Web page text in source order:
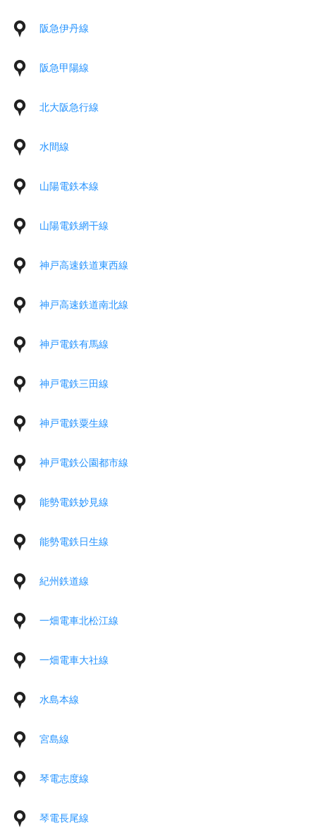
阪急伊丹線
阪急甲陽線
北大阪急行線
水間線
山陽電鉄本線
山陽電鉄網干線
神戸高速鉄道東西線
神戸高速鉄道南北線
神戸電鉄有馬線
神戸電鉄三田線
神戸電鉄粟生線
神戸電鉄公園都市線
能勢電鉄妙見線
能勢電鉄日生線
紀州鉄道線
一畑電車北松江線
一畑電車大社線
水島本線
宮島線
琴電志度線
琴電長尾線